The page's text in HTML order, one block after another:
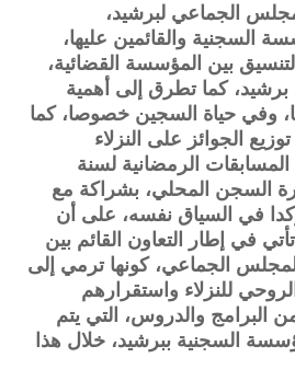
الجماعي لبرشيد،
السجنية والقائمين عليها،
بين المؤسسة القضائية،
كما تطرق إلى أهمية
وفي حياة السجين خصوصا، كما
الجوائز على النزلاء
المسابقات الرمضانية لسنة
إدارة السجن المحلي، بشراكة مع
في السياق نفسه، على أن
تأتي في إطار التعاون القائم بين
الجماعي، كونها ترمي إلى
للنزلاء واستقرارهم
البرامج والدروس، التي يتم
السجنية ببرشيد، خلال هذا